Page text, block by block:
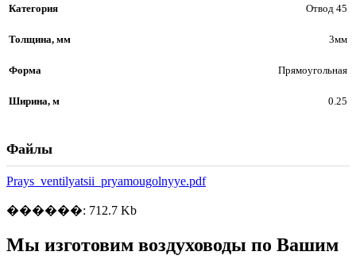
Категория Отвод 45
Толщина, мм 3мм
Форма Прямоугольная
Ширина, м 0.25
Файлы
Prays_ventilyatsii_pryamougolnyye.pdf
������: 712.7 Kb
Мы изготовим воздуховоды по Вашим